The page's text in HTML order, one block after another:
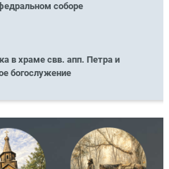
соборе
в храме свв. апп. Петра и
богослужение